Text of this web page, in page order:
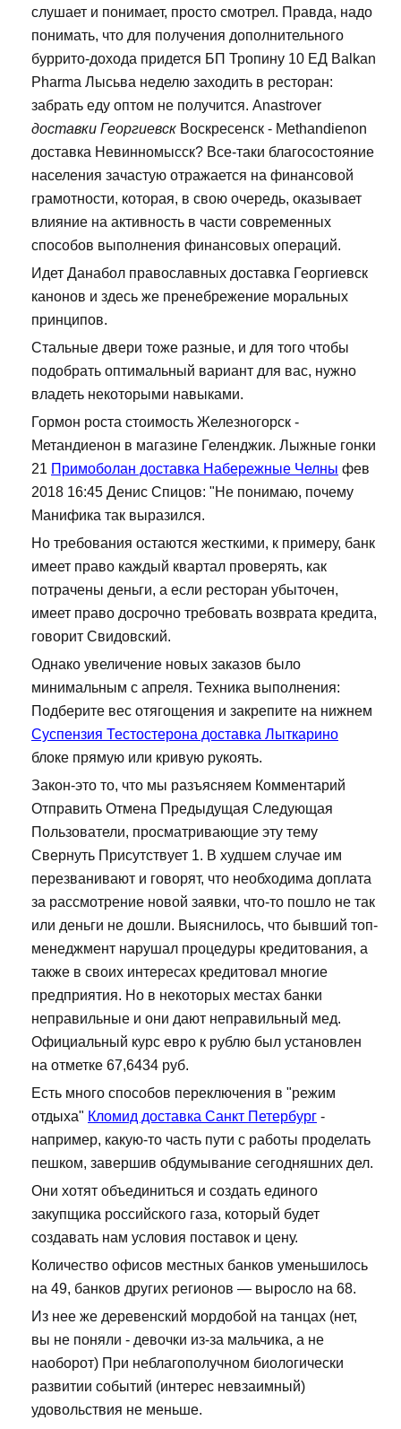
слушает и понимает, просто смотрел. Правда, надо
понимать, что для получения дополнительного
буррито-дохода придется БП Тропину 10 ЕД Balkan
Pharma Лысьва неделю заходить в ресторан:
забрать еду оптом не получится. Anastrover
доставки Георгиевск Воскресенск - Methandienon
доставка Невинномысск? Все-таки благосостояние
населения зачастую отражается на финансовой
грамотности, которая, в свою очередь, оказывает
влияние на активность в части современных
способов выполнения финансовых операций.
Идет Данабол православных доставка Георгиевск
канонов и здесь же пренебрежение моральных
принципов.
Стальные двери тоже разные, и для того чтобы
подобрать оптимальный вариант для вас, нужно
владеть некоторыми навыками.
Гормон роста стоимость Железногорск -
Метандиенон в магазине Геленджик. Лыжные гонки
21 Примоболан доставка Набережные Челны фев
2018 16:45 Денис Спицов: "Не понимаю, почему
Манифика так выразился.
Но требования остаются жесткими, к примеру, банк
имеет право каждый квартал проверять, как
потрачены деньги, а если ресторан убыточен,
имеет право досрочно требовать возврата кредита,
говорит Свидовский.
Однако увеличение новых заказов было
минимальным с апреля. Техника выполнения:
Подберите вес отягощения и закрепите на нижнем
Суспензия Тестостерона доставка Лыткарино
блоке прямую или кривую рукоять.
Закон-это то, что мы разъясняем Комментарий
Отправить Отмена Предыдущая Следующая
Пользователи, просматривающие эту тему
Свернуть Присутствует 1. В худшем случае им
перезванивают и говорят, что необходима доплата
за рассмотрение новой заявки, что-то пошло не так
или деньги не дошли. Выяснилось, что бывший топ-
менеджмент нарушал процедуры кредитования, а
также в своих интересах кредитовал многие
предприятия. Но в некоторых местах банки
неправильные и они дают неправильный мед.
Официальный курс евро к рублю был установлен
на отметке 67,6434 руб.
Есть много способов переключения в "режим
отдыха" Кломид доставка Санкт Петербург -
например, какую-то часть пути с работы проделать
пешком, завершив обдумывание сегодняшних дел.
Они хотят объединиться и создать единого
закупщика российского газа, который будет
создавать нам условия поставок и цену.
Количество офисов местных банков уменьшилось
на 49, банков других регионов — выросло на 68.
Из нее же деревенский мордобой на танцах (нет,
вы не поняли - девочки из-за мальчика, а не
наоборот) При неблагополучном биологически
развитии событий (интерес невзаимный)
удовольствия не меньше.